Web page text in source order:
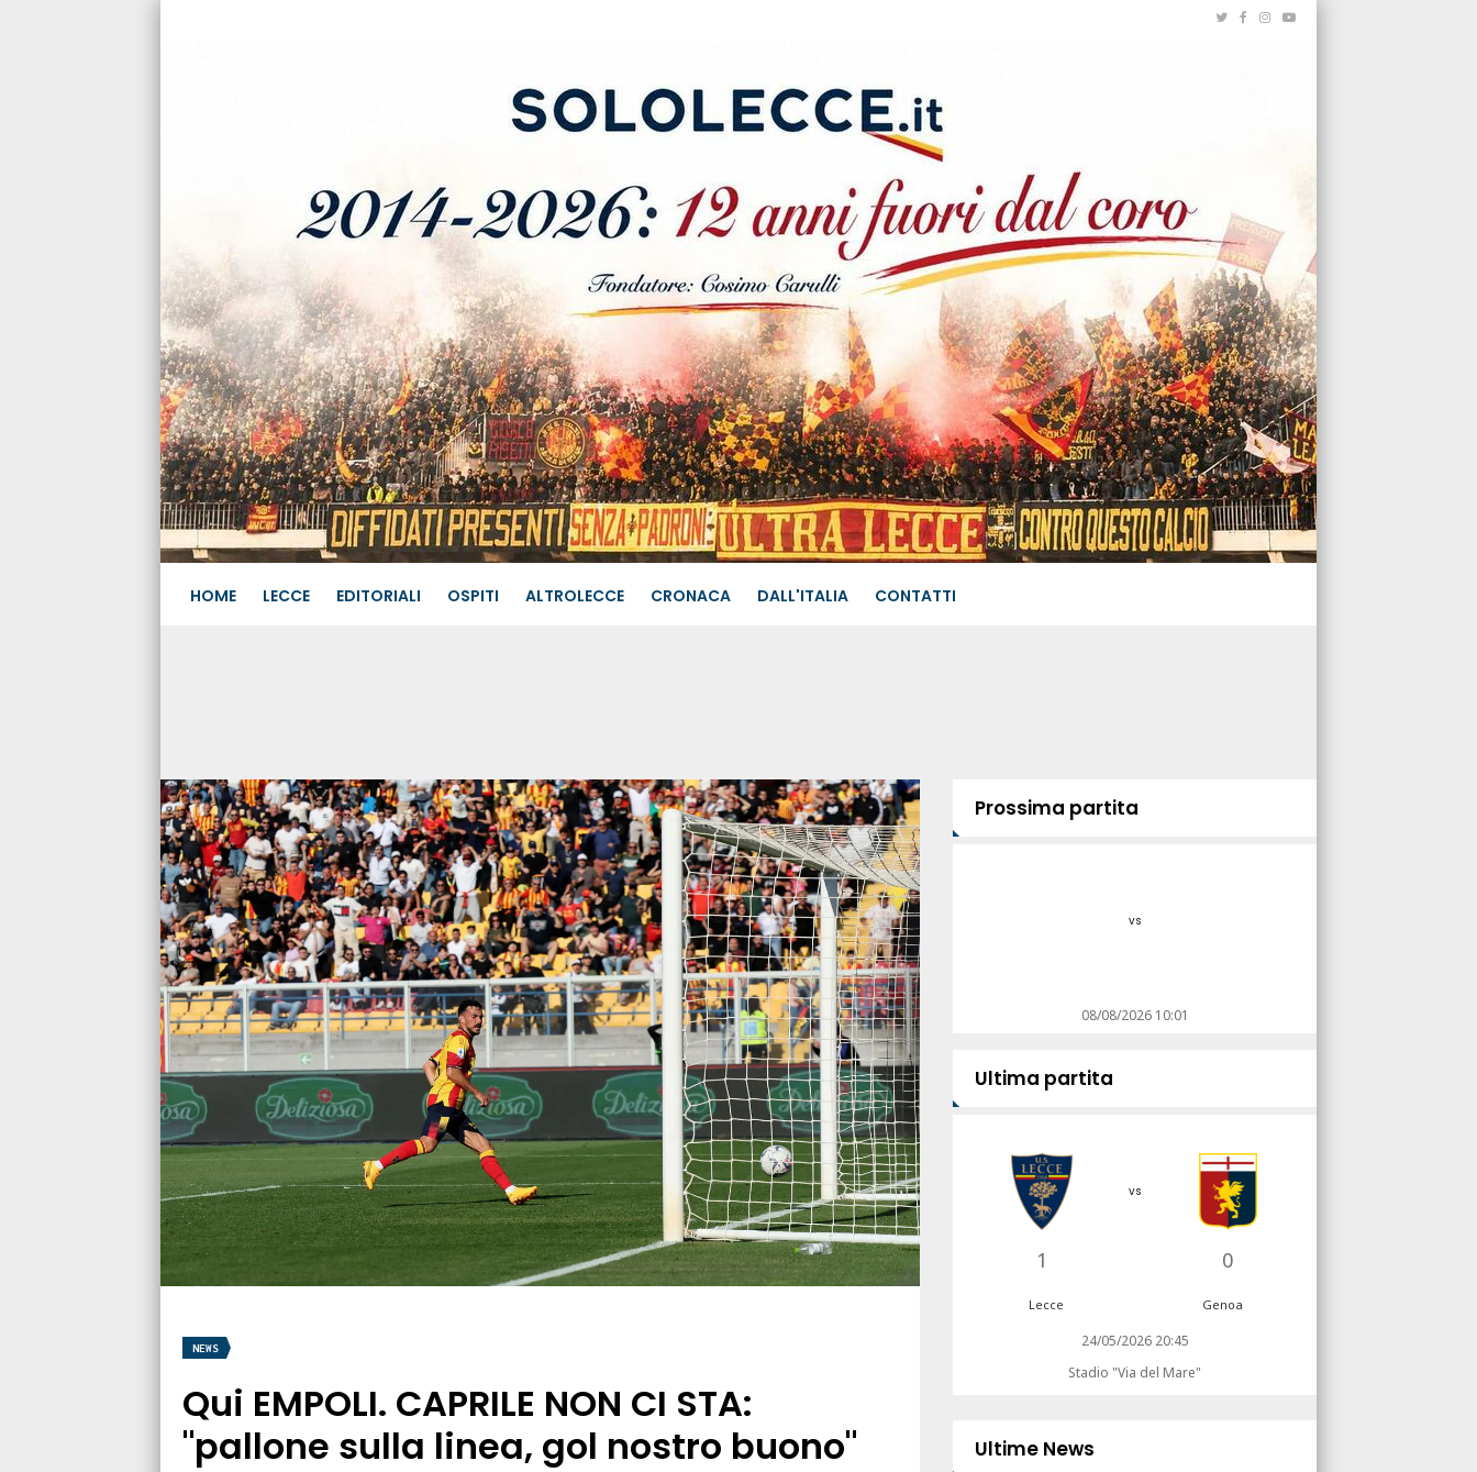
HOME LECCE EDITORIALI OSPITI ALTROLECCE CRONACA DALL'ITALIA CONTATTI
NEWS
Qui EMPOLI. CAPRILE NON CI STA:
"pallone sulla linea, gol nostro buono"
Prossima partita
vs
08/08/2026 10:01
Ultima partita
1
vs
0
Lecce Genoa
24/05/2026 20:45
Stadio "Via del Mare"
Ultime News